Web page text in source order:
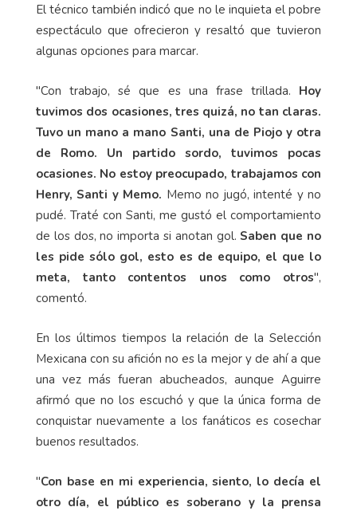
El técnico también indicó que no le inquieta el pobre
espectáculo que ofrecieron y resaltó que tuvieron
algunas opciones para marcar.
"Con trabajo, sé que es una frase trillada. Hoy
tuvimos dos ocasiones, tres quizá, no tan claras.
Tuvo un mano a mano Santi, una de Piojo y otra
de Romo. Un partido sordo, tuvimos pocas
ocasiones. No estoy preocupado, trabajamos con
Henry, Santi y Memo. Memo no jugó, intenté y no
pudé. Traté con Santi, me gustó el comportamiento
de los dos, no importa si anotan gol.Saben que no
les pide sólo gol, esto es de equipo, el que lo
meta, tanto contentos unos como otros",
comentó.
En los últimos tiempos la relación de la Selección
Mexicana con su afición no es la mejor y de ahí a que
una vez más fueran abucheados, aunque Aguirre
afirmó que no los escuchó y que la única forma de
conquistar nuevamente a los fanáticos es cosechar
buenos resultados.
"Con base en mi experiencia, siento, lo decía el
otro día, el público es soberano y la prensa